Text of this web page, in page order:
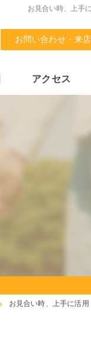
お見合い時、上手
お問い合わせ・来
アクセス
お見合い時、上手に活用